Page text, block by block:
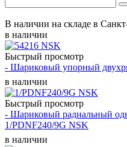
В наличии на складе в
в наличии
Быстрый просмотр
- Шариковый упорный
в наличии
Быстрый просмотр
- Шариковый радиальный
1/PDNF240/9G NSK
в наличии